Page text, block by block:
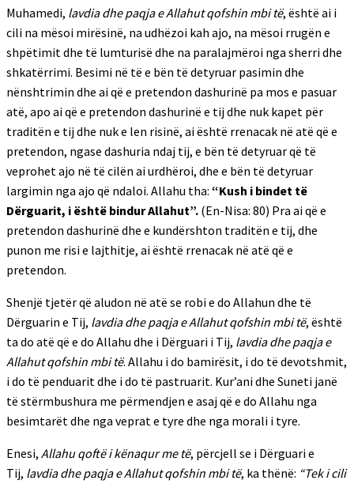
Muhamedi, lavdia dhe paqja e Allahut qofshin mbi të, është ai i
cili na mësoi mirësinë, na udhëzoi kah ajo, na mësoi rrugën e
shpëtimit dhe të lumturisë dhe na paralajmëroi nga sherri dhe
shkatërrimi. Besimi në të e bën të detyruar pasimin dhe
nënshtrimin dhe ai që e pretendon dashurinë pa mos e pasuar
atë, apo ai që e pretendon dashurinë e tij dhe nuk kapet për
traditën e tij dhe nuk e len risinë, ai është rrenacak në atë që e
pretendon, ngase dashuria ndaj tij, e bën të detyruar që të
veprohet ajo në të cilën ai urdhëroi, dhe e bën të detyruar
largimin nga ajo që ndaloi. Allahu tha: “Kush i bindet të
Dërguarit, i është bindur Allahut”. (En-Nisa: 80) Pra ai që e
pretendon dashurinë dhe e kundërshton traditën e tij, dhe
punon me risi e lajthitje, ai është rrenacak në atë që e
pretendon.
Shenjë tjetër që aludon në atë se robi e do Allahun dhe të
Dërguarin e Tij, lavdia dhe paqja e Allahut qofshin mbi të, është
ta do atë që e do Allahu dhe i Dërguari i Tij, lavdia dhe paqja e
Allahut qofshin mbi të. Allahu i do bamirësit, i do të devotshmit,
i do të penduarit dhe i do të pastruarit. Kur’ani dhe Suneti janë
të stërmbushura me përmendjen e asaj që e do Allahu nga
besimtarët dhe nga veprat e tyre dhe nga morali i tyre.
Enesi, Allahu qoftë i kënaqur me të, përcjell se i Dërguari e
Tij, lavdia dhe paqja e Allahut qofshin mbi të, ka thënë: “Tek i cili